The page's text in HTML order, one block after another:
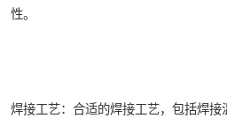
性。
焊接工艺：合适的焊接工艺，包括焊